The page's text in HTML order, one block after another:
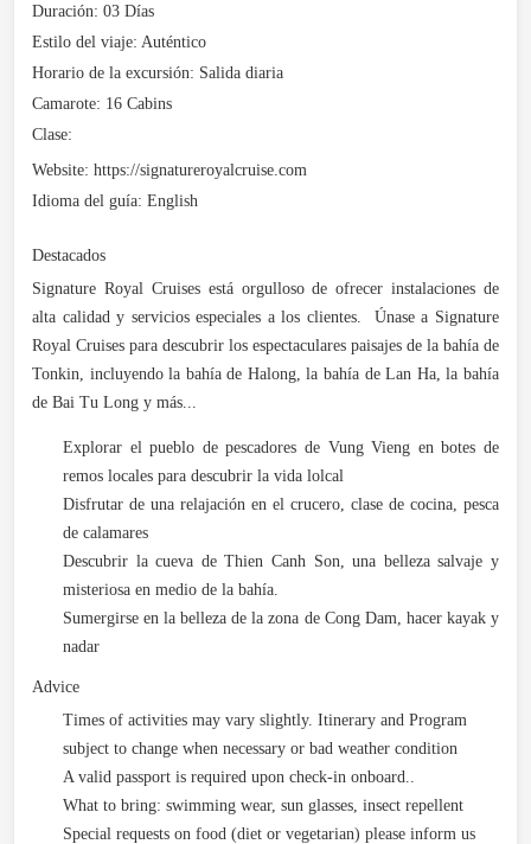
Duración: 03 Días
Estilo del viaje: Auténtico
Horario de la excursión: Salida diaria
Camarote: 16 Cabins
Clase:
Website: https://signatureroyalcruise.com
Idioma del guía: English
Destacados
Signature Royal Cruises está orgulloso de ofrecer instalaciones de
alta calidad y servicios especiales a los clientes. Únase a Signature
Royal Cruises para descubrir los espectaculares paisajes de la bahía de
Tonkin, incluyendo la bahía de Halong, la bahía de Lan Ha, la bahía
de Bai Tu Long y más...
Explorar el pueblo de pescadores de Vung Vieng en botes de
remos locales para descubrir la vida lolcal
Disfrutar de una relajación en el crucero, clase de cocina, pesca
de calamares
Descubrir la cueva de Thien Canh Son, una belleza salvaje y
misteriosa en medio de la bahía.
Sumergirse en la belleza de la zona de Cong Dam, hacer kayak y
nadar
Advice
Times of activities may vary slightly. Itinerary and Program
subject to change when necessary or bad weather condition
A valid passport is required upon check-in onboard..
What to bring: swimming wear, sun glasses, insect repellent
Special requests on food (diet or vegetarian) please inform us